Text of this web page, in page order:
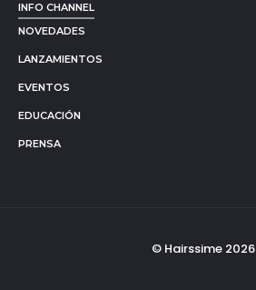
INFO CHANNEL
NOVEDADES
LANZAMIENTOS
EVENTOS
EDUCACIÓN
PRENSA
© Hairssime 2026